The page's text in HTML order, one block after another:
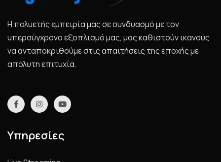
Η πολυετής εμπειρία μας σε συνδυασμό με τον
υπερσύγχρονο εξοπλισμό μας, μας καθιστούν ικανούς
να ανταποκριθούμε στις απαιτήσεις της εποχής με
απόλυτη επιτυχία.
Υπηρεσίες